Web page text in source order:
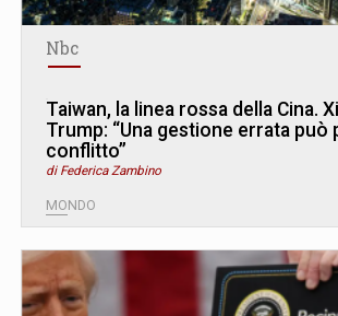
Nbc
Taiwan, la linea rossa della Cina.
Trump: “Una gestione errata può
conflitto”
di Federica Zambino
MONDO